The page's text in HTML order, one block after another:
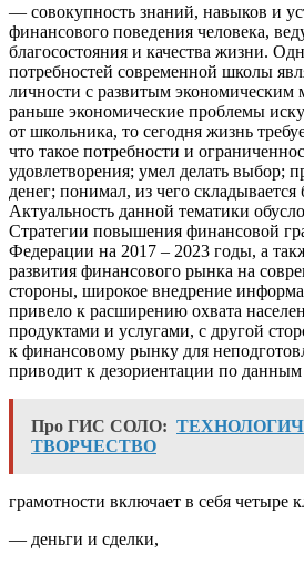
— совокупность знаний, навыков и
финансового поведения человека,
благосостояния и качества жизни.
потребностей современной школы
личности с развитым
раньше экономические проблемы
от школьника, то сегодня жизнь
что такое потребности и
удовлетворения; умел делать выбор;
денег; понимал, из чего
Актуальность данной тематики
Стратегии повышения финансовой
Федерации на 2017 – 2023 годы, а
развития финансового рынка на
стороны, широкое внедрение
привело к расширению охвата
продуктами и услугами, с другой
к финансовому рынку для
приводит к дезориентации по
Про ГИС СОЛО:
ТВОРЧЕСТВО
грамотности включает в себя четыре
— деньги и сделки,